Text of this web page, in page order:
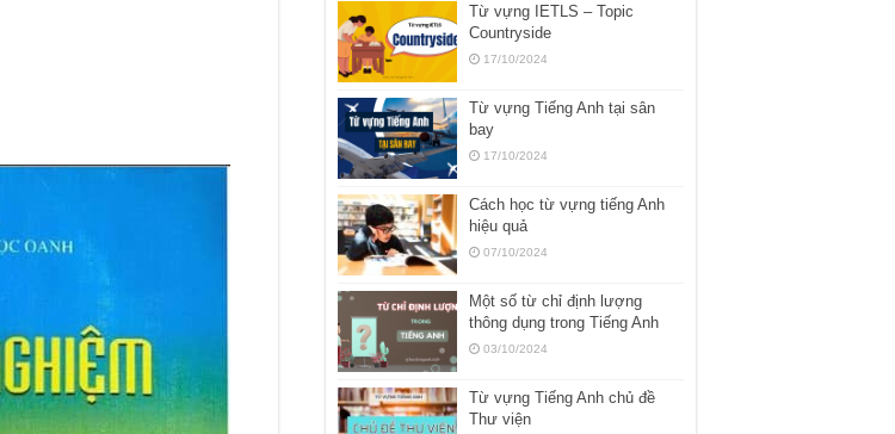
Từ vựng IETLS – Topic
Countryside
17/10/2024
Từ vựng Tiếng Anh tại sân
bay
17/10/2024
Cách học từ vựng tiếng Anh
hiệu quả
07/10/2024
Một số từ chỉ định lượng
thông dụng trong Tiếng Anh
03/10/2024
Từ vựng Tiếng Anh chủ đề
Thư viện